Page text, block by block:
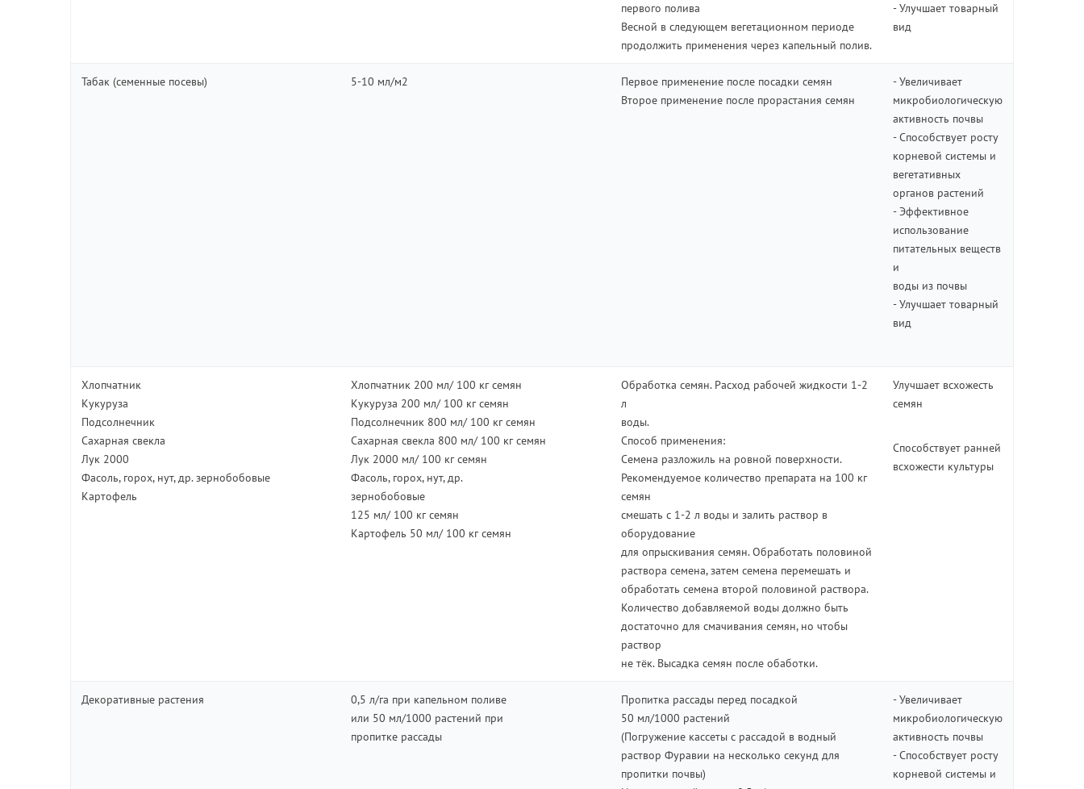
первого полива
Весной в следующем вегетационном периоде
продолжить применения через капельный полив.
- Улучшает товарный
вид
Табак (семенные посевы) 5-10 мл/м2
Первое применение после посадки семян
Второе применение после прорастания семян
- Увеличивает
микробиологическую
активность почвы
- Способствует росту
корневой системы и
вегетативных
органов растений
- Эффективное
использование
питательных веществ
и
воды из почвы
- Улучшает товарный
вид
Хлопчатник
Кукуруза
Подсолнечник
Сахарная свекла
Лук 2000
Фасоль, горох, нут, др. зернобобовые
Картофель
Хлопчатник 200 мл/ 100 кг семян
Кукуруза 200 мл/ 100 кг семян
Подсолнечник 800 мл/ 100 кг семян
Сахарная свекла 800 мл/ 100 кг семян
Лук 2000 мл/ 100 кг семян
Фасоль, горох, нут, др.
зернобобовые
125 мл/ 100 кг семян
Картофель 50 мл/ 100 кг семян
Обработка семян. Расход рабочей жидкости 1-2
л
воды.
Способ применения:
Семена разложиль на ровной поверхности.
Рекомендуемое количество препарата на 100 кг
семян
смешать с 1-2 л воды и залить раствор в
оборудование
для опрыскивания семян. Обработать половиной
раствора семена, затем семена перемешать и
обработать семена второй половиной раствора.
Количество добавляемой воды должно быть
достаточно для смачивания семян, но чтобы
раствор
не тёк. Высадка семян после обаботки.
Улучшает всхожесть
семян
Способствует ранней
всхожести культуры
Декоративные растения
0,5 л/га при капельном поливе
или 50 мл/1000 растений при
пропитке рассады
Пропитка рассады перед посадкой
50 мл/1000 растений
(Погружение кассеты с рассадой в водный
раствор Фуравии на несколько секунд для
пропитки почвы)
- Увеличивает
микробиологическую
активность почвы
- Способствует росту
корневой системы и